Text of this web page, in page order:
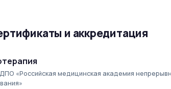
и аккредитация
«Российская медицинская академия